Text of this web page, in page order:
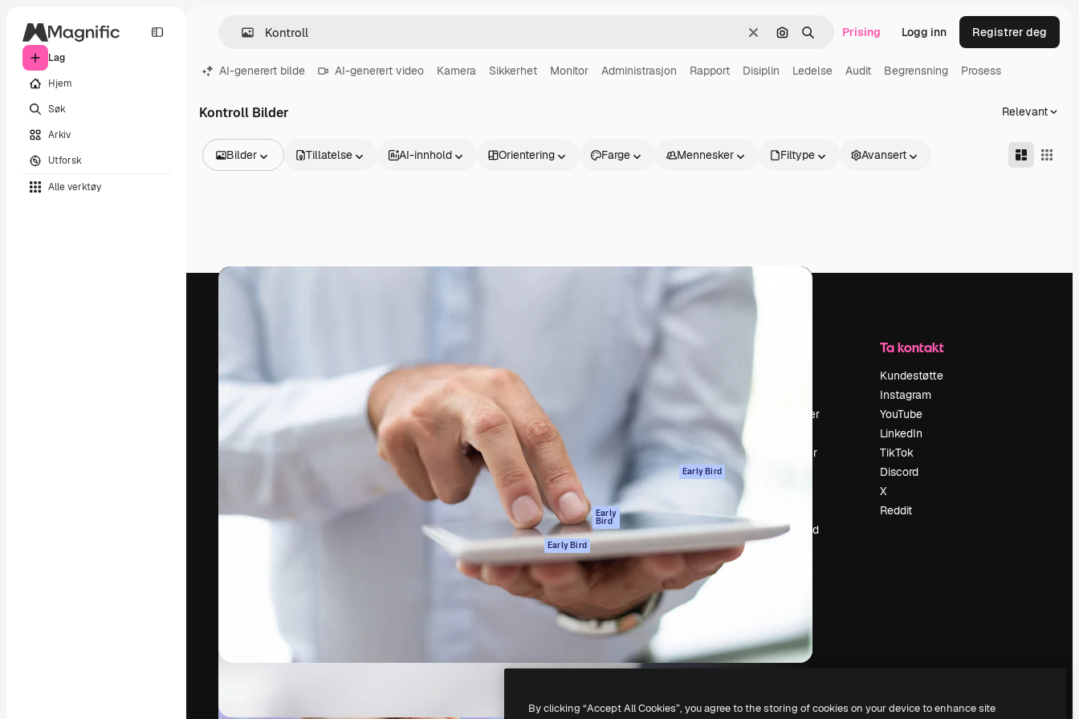
Lag
Hjem
Søk
Arkiv
Utforsk
Alle verktøy
Slett Søk etter bilde
Søk Prising Logg inn Registrer deg
AI-generert bilde AI-generert video Kamera Sikkerhet Monitor Administrasjon Rapport Disiplin Ledelse Audit Begrensning Prosess
Kontroll Bilder Relevant
Bilder
Videoer
Tillatelse AI-innhold Orientering Farge Mennesker Filtype Avansert
Den kreative plattformen for å lede ditt
beste arbeid. Mer enn 1 million abonnenter
blant kreative, selskaper, byråer og studioer.
Norsk bokmål
Spaces
AI-assistent
AI Image Generator
AI-videogenerator
stemmegenerator
Arkivinnhold
MCP for
Claude/ChatGPT
Early
Bird
Agenter Early Bird
API
Mobilapp
Alle Magnific-
Kom i gang
Dokumentasjon
Vilkår for bruk
Personvernerklæring
Originaler Early Bird
Retningslinjer for
informasjonskapsler
Tillitssenter
Affiliates
For bedrifter
Anmeldelser
Søketrender
Selg innhold
Ta kontakt
Kundestøtte
Instagram
YouTube
LinkedIn
TikTok
Discord
X
Reddit
Alle rettigheter forbeholdt.
By clicking “Accept All Cookies”, you agree to the storing of cookies on your device to enhance site